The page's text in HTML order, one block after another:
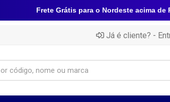
Já é cliente? -
Frete Grátis para o Nordeste acima de